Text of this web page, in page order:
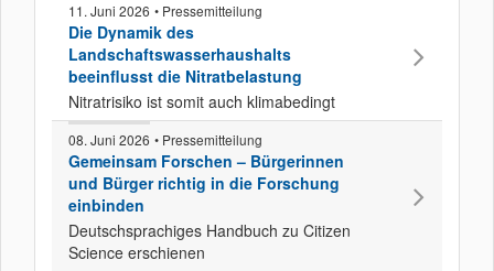
11. Juni 2026 • Pressemitteilung
Die Dynamik des
Landschaftswasserhaushalts
beeinflusst die Nitratbelastung
Nitratrisiko ist somit auch klimabedingt
08. Juni 2026 • Pressemitteilung
Gemeinsam Forschen – Bürgerinnen
und Bürger richtig in die Forschung
einbinden
Deutschsprachiges Handbuch zu Citizen
Science erschienen